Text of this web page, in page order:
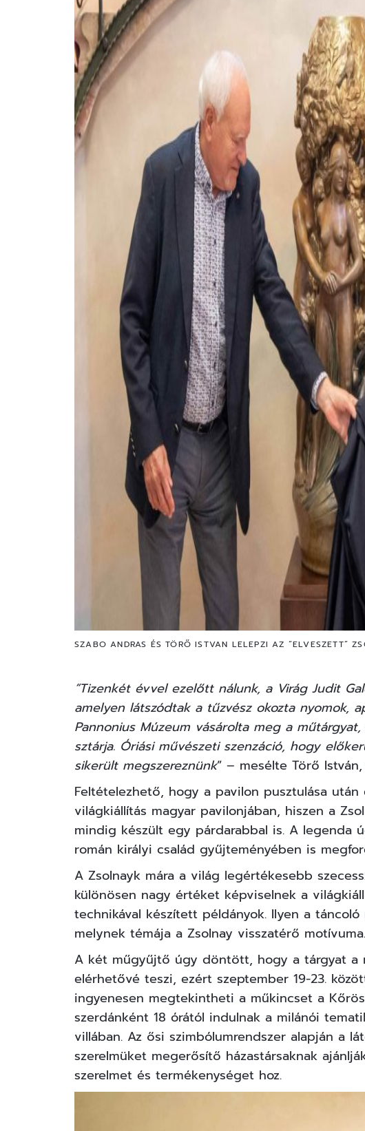
SZABO ANDRAS ÉS TÖRŐ ISTVAN LELEPZI AZ “ELVESZETT”
“Tizenkét évvel ezelőtt nálunk, a Virág Judit
amelyen látszódtak a tűzvész okozta nyomok,
Pannonius Múzeum vásárolta meg a
sztárja. Óriási művészeti szenzáció, hogy
sikerült megszereznünk” – mesélte Törő
Feltételezhető, hogy a pavilon pusztulása
világkiállítás magyar pavilonjában, hiszen a
mindig készült egy párdarabbal is. A legenda
román királyi család gyűjteményében is
A Zsolnayk mára a világ legértékesebb
különösen nagy értéket képviselnek a
technikával készített példányok. Ilyen a táncoló
melynek témája a Zsolnay visszatérő motívuma.
A két műgyűjtő úgy döntött, hogy a tárgyat a
elérhetővé teszi, ezért szeptember 19-23.
ingyenesen megtekintheti a műkincset a
szerdánként 18 órától indulnak a milánói
villában. Az ősi szimbólumrendszer alapján a
szerelmüket megerősítő házastársaknak
szerelmet és termékenységet hoz.